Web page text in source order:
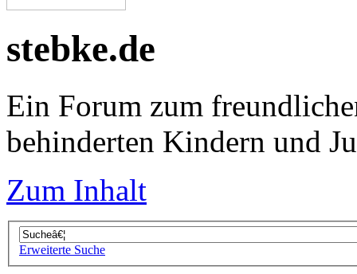
stebke.de
Ein Forum zum
behinderten Kindern und
Zum Inhalt
Erweiterte Suche